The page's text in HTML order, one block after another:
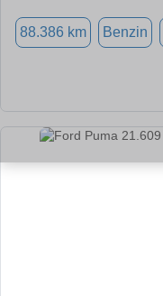
88.386 km Benzin